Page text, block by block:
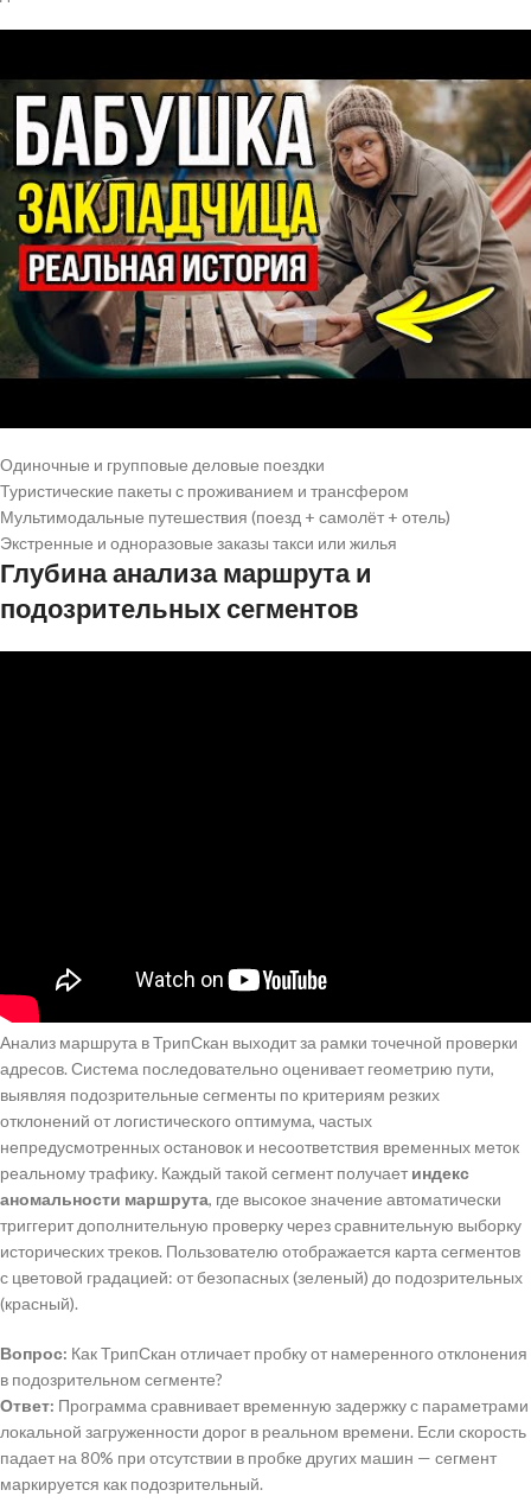
Одиночные и групповые деловые поездки
Туристические пакеты с проживанием и трансфером
Мультимодальные путешествия (поезд + самолёт + отель)
Экстренные и одноразовые заказы такси или жилья
Глубина анализа маршрута и
подозрительных сегментов
Анализ маршрута в ТрипСкан выходит за рамки точечной проверки
адресов. Система последовательно оценивает геометрию пути,
выявляя подозрительные сегменты по критериям резких
отклонений от логистического оптимума, частых
непредусмотренных остановок и несоответствия временных меток
реальному трафику. Каждый такой сегмент получает индекс
аномальности маршрута, где высокое значение автоматически
триггерит дополнительную проверку через сравнительную выборку
исторических треков. Пользователю отображается карта сегментов
с цветовой градацией: от безопасных (зеленый) до подозрительных
(красный).
Вопрос: Как ТрипСкан отличает пробку от намеренного отклонения
в подозрительном сегменте?
Ответ: Программа сравнивает временную задержку с параметрами
локальной загруженности дорог в реальном времени. Если скорость
падает на 80% при отсутствии в пробке других машин — сегмент
маркируется как подозрительный.